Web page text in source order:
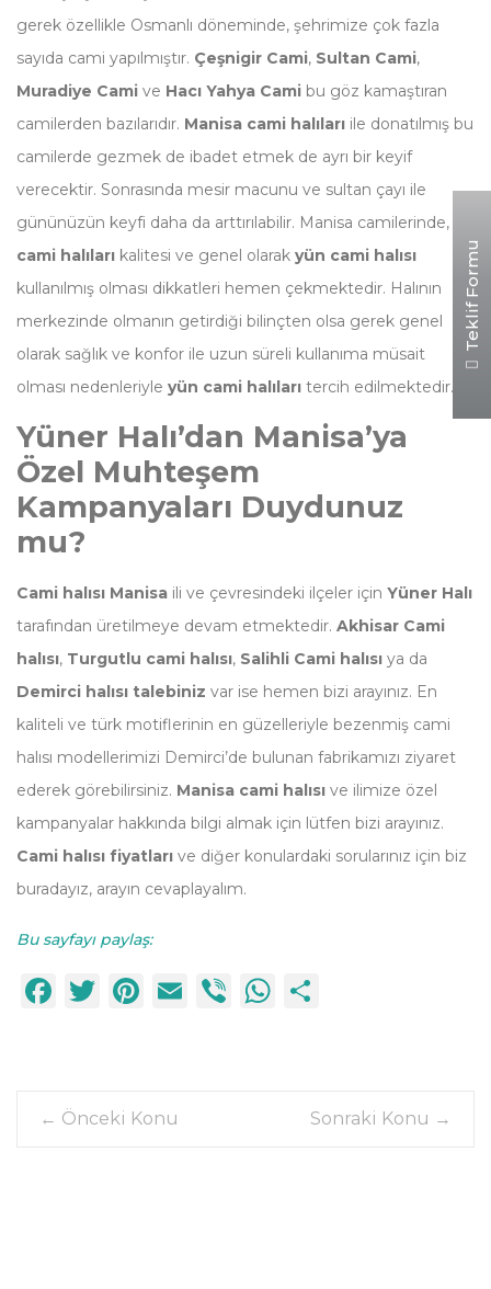
gerek özellikle Osmanlı döneminde, şehrimize çok fazla
sayıda cami yapılmıştır. Çeşnigir Cami, Sultan Cami,
Muradiye Cami ve Hacı Yahya Cami bu göz kamaştıran
camilerden bazılarıdır. Manisa cami halıları ile donatılmış bu
camilerde gezmek de ibadet etmek de ayrı bir keyif
verecektir. Sonrasında mesir macunu ve sultan çayı ile
gününüzün keyfi daha da arttırılabilir. Manisa camilerinde,
cami halıları kalitesi ve genel olarak yün cami halısı
kullanılmış olması dikkatleri hemen çekmektedir. Halının
merkezinde olmanın getirdiği bilinçten olsa gerek genel
olarak sağlık ve konfor ile uzun süreli kullanıma müsait
olması nedenleriyle yün cami halıları tercih edilmektedir.
Yüner Halı’dan Manisa’ya
Özel Muhteşem
Kampanyaları Duydunuz
mu?
Cami halısı Manisa ili ve çevresindeki ilçeler için Yüner Halı
tarafından üretilmeye devam etmektedir. Akhisar Cami
halısı, Turgutlu cami halısı, Salihli Cami halısı ya da
Demirci halısı talebiniz var ise hemen bizi arayınız. En
kaliteli ve türk motiflerinin en güzelleriyle bezenmiş cami
halısı modellerimizi Demirci’de bulunan fabrikamızı ziyaret
ederek görebilirsiniz. Manisa cami halısı ve ilimize özel
kampanyalar hakkında bilgi almak için lütfen bizi arayınız.
Cami halısı fiyatları ve diğer konulardaki sorularınız için biz
buradayız, arayın cevaplayalım.
Bu sayfayı paylaş:
Facebook
Twitter
Pinterest
EmailViberWhatsApp
← Önceki Konu Sonraki Konu →
Teklif Formu